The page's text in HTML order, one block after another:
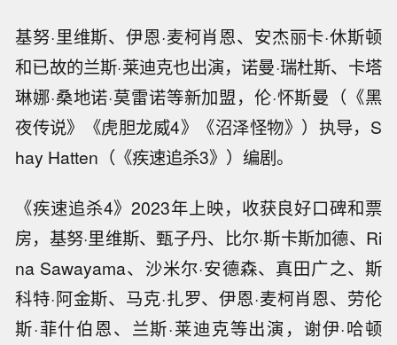
基努·里维斯、伊恩·麦柯肖恩、安杰丽卡·休斯顿
和已故的兰斯·莱迪克也出演，诺曼·瑞杜斯、卡塔
琳娜·桑地诺·莫雷诺等新加盟，伦·怀斯曼（《黑
夜传说》《虎胆龙威4》《沼泽怪物》）执导，S
hay Hatten（《疾速追杀3》）编剧。
《疾速追杀4》2023年上映，收获良好口碑和票
房，基努·里维斯、甄子丹、比尔·斯卡斯加德、Ri
na Sawayama、沙米尔·安德森、真田广之、斯
科特·阿金斯、马克·扎罗、伊恩·麦柯肖恩、劳伦
斯·菲什伯恩、兰斯·莱迪克等出演，谢伊·哈顿